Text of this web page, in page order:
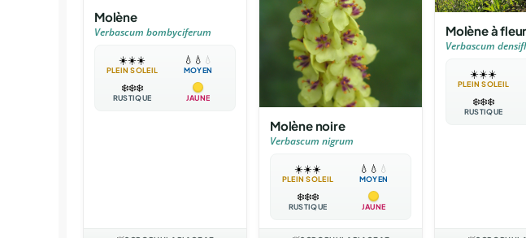
Molène
Verbascum bombyciferum
☀️☀️☀️
PLEIN SOLEIL
💧 💧 💧
MOYEN
❄️❄️❄️
RUSTIQUE JAUNE
Molène noire
Verbascum nigrum
☀️☀️☀️
PLEIN SOLEIL
💧 💧 💧
MOYEN
❄️❄️❄️
RUSTIQUE JAUNE
Molène à
Verbascum
☀️☀️☀️
PLEIN SOLEIL
❄️❄️❄️
RUSTIQUE